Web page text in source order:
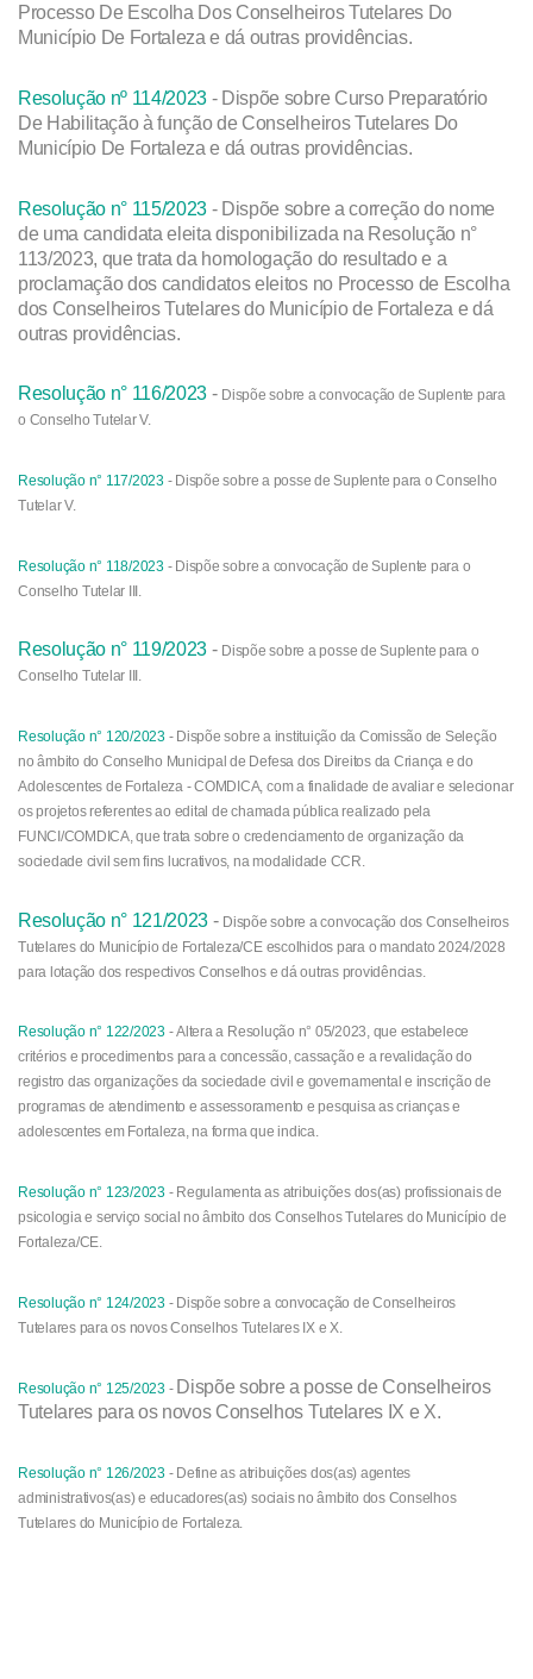
Processo De Escolha Dos Conselheiros Tutelares Do
Município De Fortaleza e dá outras providências.
Resolução nº 114/2023 - Dispõe sobre Curso Preparatório
De Habilitação à função de Conselheiros Tutelares Do
Município De Fortaleza e dá outras providências.
Resolução n° 115/2023 - Dispõe sobre a correção do nome
de uma candidata eleita disponibilizada na Resolução n°
113/2023, que trata da homologação do resultado e a
proclamação dos candidatos eleitos no Processo de Escolha
dos Conselheiros Tutelares do Município de Fortaleza e dá
outras providências.
Resolução n° 116/2023 - Dispõe sobre a convocação de Suplente para
o Conselho Tutelar V.
Resolução n° 117/2023- Dispõe sobre a posse de Suplente para o Conselho
Tutelar V.
Resolução n° 118/2023- Dispõe sobre a convocação de Suplente para o
Conselho Tutelar III.
Resolução n° 119/2023 - Dispõe sobre a posse de Suplente para o
Conselho Tutelar III.
Resolução n° 120/2023- Dispõe sobre a instituição da Comissão de Seleção
no âmbito do Conselho Municipal de Defesa dos Direitos da Criança e do
Adolescentes de Fortaleza - COMDICA, com a finalidade de avaliar e selecionar
os projetos referentes ao edital de chamada pública realizado pela
FUNCI/COMDICA, que trata sobre o credenciamento de organização da
sociedade civil sem fins lucrativos, na modalidade CCR.
Resolução n° 121/2023 - Dispõe sobre a convocação dos Conselheiros
Tutelares do Município de Fortaleza/CE escolhidos para o mandato 2024/2028
para lotação dos respectivos Conselhos e dá outras providências.
Resolução n° 122/2023-Altera a Resolução n° 05/2023, que estabelece
critérios e procedimentos para a concessão, cassação e a revalidação do
registro das organizações da sociedade civil e governamental e inscrição de
programas de atendimento e assessoramento e pesquisa as crianças e
adolescentes em Fortaleza, na forma que indica.
Resolução n° 123/2023- Regulamenta as atribuições dos(as) profissionais de
psicologia e serviço social no âmbito dos Conselhos Tutelares do Município de
Fortaleza/CE.
Resolução n° 124/2023- Dispõe sobre a convocação de Conselheiros
Tutelares para os novos Conselhos Tutelares IX e X.
Resolução n° 125/2023- Dispõe sobre a posse de Conselheiros
Tutelares para os novos Conselhos Tutelares IX e X.
Resolução n° 126/2023- Define as atribuições dos(as) agentes
administrativos(as) e educadores(as) sociais no âmbito dos Conselhos
Tutelares do Município de Fortaleza.